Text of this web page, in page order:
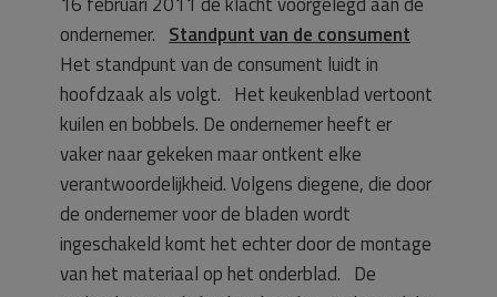
ondernemer. Standpunt van de consument
Het standpunt van de consument luidt in
hoofdzaak als volgt. Het keukenblad vertoont
kuilen en bobbels. De ondernemer heeft er
vaker naar gekeken maar ontkent elke
verantwoordelijkheid. Volgens diegene, die door
de ondernemer voor de bladen wordt
ingeschakeld komt het echter door de montage
van het materiaal op het onderblad. De